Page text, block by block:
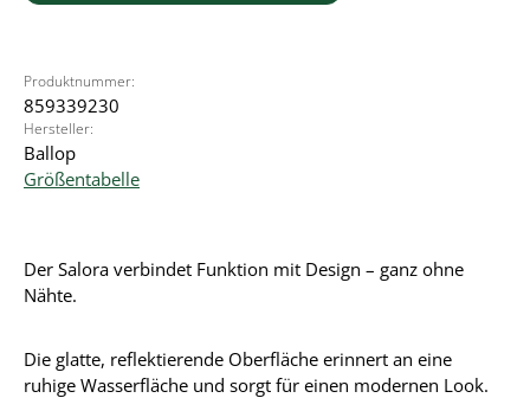
Produktnummer:
859339230
Hersteller:
Ballop
Größentabelle
Der Salora verbindet Funktion mit Design – ganz ohne
Nähte.
Die glatte, reflektierende Oberfläche erinnert an eine
ruhige Wasserfläche und sorgt für einen modernen Look.